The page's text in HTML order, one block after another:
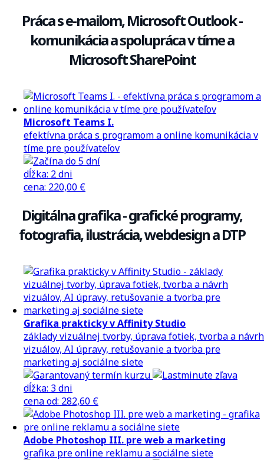
Práca s e-mailom, Microsoft Outlook -
komunikácia a spolupráca v tíme a
Microsoft SharePoint
Microsoft Teams I.
efektívna práca s programom a online komunikácia v
tíme pre používateľov
dĺžka: 2 dni
cena: 220,00 €
Digitálna grafika - grafické programy,
fotografia, ilustrácia, webdesign a DTP
Grafika prakticky v Affinity Studio
základy vizuálnej tvorby, úprava fotiek, tvorba a návrh
vizuálov, AI úpravy, retušovanie a tvorba pre
marketing aj sociálne siete
dĺžka: 3 dni
cenaod: 282,60 €
Adobe Photoshop III. pre web a marketing
grafika pre online reklamu a sociálne siete